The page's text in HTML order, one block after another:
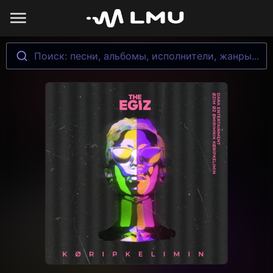
Поиск: песни, альбомы, исполнители, жанры...